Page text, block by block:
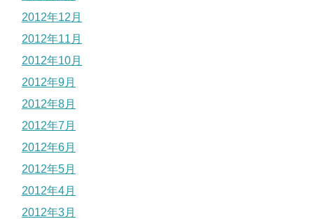
2012年12月
2012年11月
2012年10月
2012年9月
2012年8月
2012年7月
2012年6月
2012年5月
2012年4月
2012年3月